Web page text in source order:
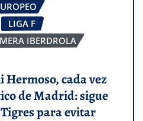
LIGA F
IBERDROLA
Hermoso, cada vez
de Madrid: sigue
para evitar